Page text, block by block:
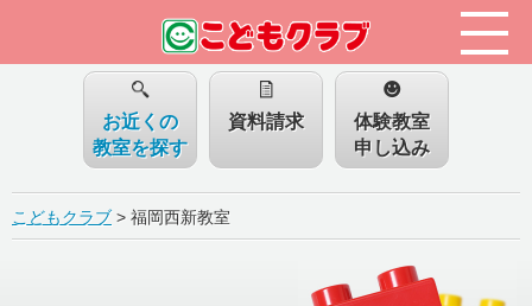
お近くの
教室を探す
資料請求
体験教室
申し込み
こどもクラブ> 福岡西新教室